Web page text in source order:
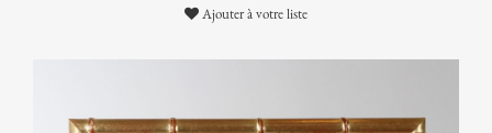
Ajouter à votre liste